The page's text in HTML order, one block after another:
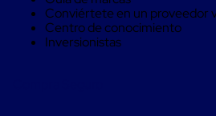
trinca
Hebillas
para
Conviértete en un proveedor
Centro de conocimiento
Inversionistas